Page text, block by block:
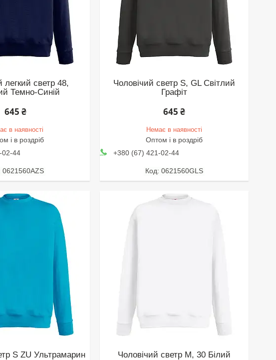
легкий светр 48,
Темно-Синій
645 ₴
в наявності
і в роздріб
02-44
0621560AZS
Чоловічий светр S, GL Світлий
Графіт
645 ₴
Немає в наявності
Оптом і в роздріб
+380 (67) 421-02-44
0621560GLS
S ZU Ультрамарин Чоловічий светр M, 30 Білий